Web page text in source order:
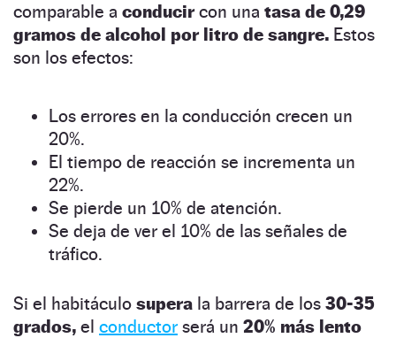
comparable a conducircon una tasa de 0,29
gramos de alcohol por litro de sangre. Estos
son los efectos:
Los errores en la conducción crecen un
20%.
El tiempo de reacción se incrementa un
22%.
Se pierde un 10% de atención.
Se deja de ver el 10% de las señales de
tráfico.
Si el habitáculo supera la barrera de los 30-35
grados, el conductor será un 20% más lento